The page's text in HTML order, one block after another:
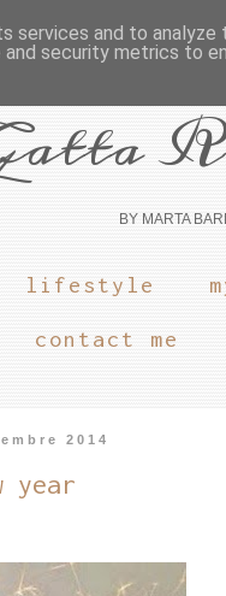
BY MARTA
lifestyle
contact me
2014
year
and to analyze
security metrics to